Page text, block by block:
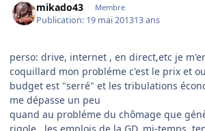
mikado43 Membre
Publication: 19 mai 201313 ans
perso: drive, internet , en direct,etc je
coquillard mon probléme c'est le prix et
budget est "serré" et les tribulations
me dépasse un peu
quand au probléme du chômage que
rigole , les emplois de la GD, mi-temps,